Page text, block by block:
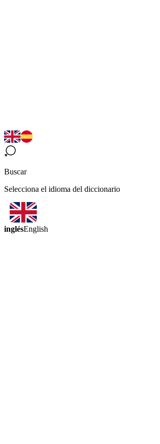
Buscar
Selecciona el idioma del diccionario
inglésEnglish